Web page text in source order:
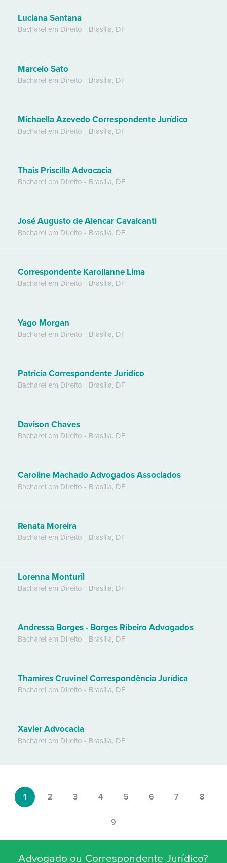
Luciana Santana
Bacharel em Direito - Brasília, DF
Marcelo Sato
Bacharel em Direito - Brasília, DF
Michaella Azevedo Correspondente Jurídico
Bacharel em Direito - Brasília, DF
Thais Priscilla Advocacia
Bacharel em Direito - Brasília, DF
José Augusto de Alencar Cavalcanti
Bacharel em Direito - Brasília, DF
Correspondente Karollanne Lima
Bacharel em Direito - Brasília, DF
Yago Morgan
Bacharel em Direito - Brasília, DF
Patricia Correspondente Juridico
Bacharel em Direito - Brasília, DF
Davison Chaves
Bacharel em Direito - Brasília, DF
Caroline Machado Advogados Associados
Bacharel em Direito - Brasília, DF
Renata Moreira
Bacharel em Direito - Brasília, DF
Lorenna Monturil
Bacharel em Direito - Brasília, DF
Andressa Borges - Borges Ribeiro Advogados
Bacharel em Direito - Brasília, DF
Thamires Cruvinel Correspondência Jurídica
Bacharel em Direito - Brasília, DF
Xavier Advocacia
Bacharel em Direito - Brasília, DF
1 2 3 4 5 6 7 8
9
Advogado ou Correspondente Jurídico?